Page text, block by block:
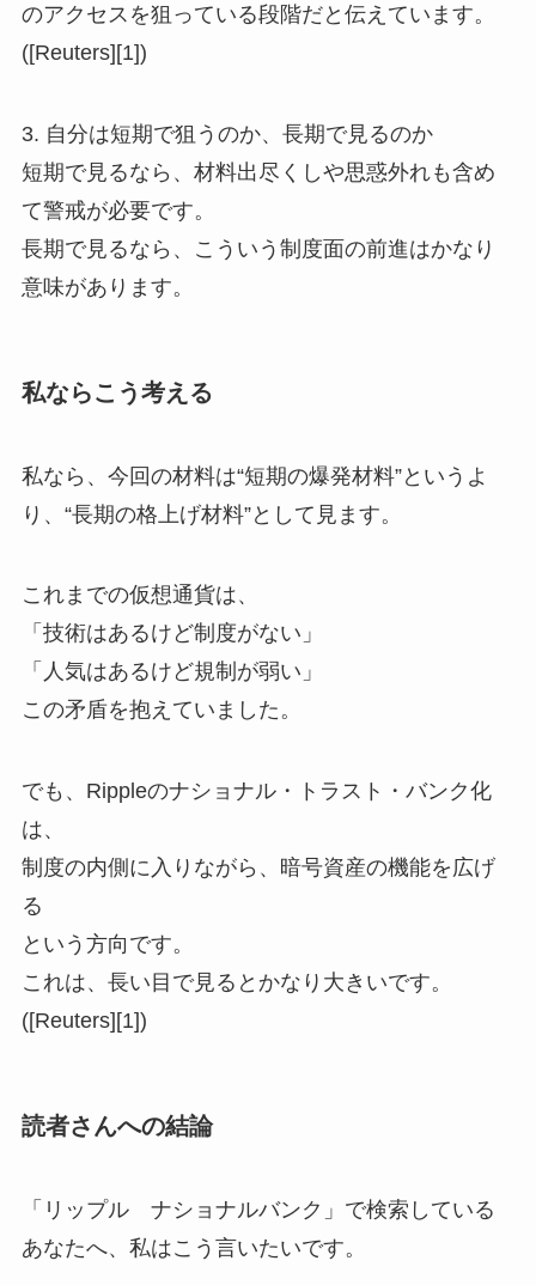
のアクセスを狙っている段階だと伝えています。
([Reuters][1])
3. 自分は短期で狙うのか、長期で見るのか
短期で見るなら、材料出尽くしや思惑外れも含め
て警戒が必要です。
長期で見るなら、こういう制度面の前進はかなり
意味があります。
私ならこう考える
私なら、今回の材料は“短期の爆発材料”というよ
り、“長期の格上げ材料”として見ます。
これまでの仮想通貨は、
「技術はあるけど制度がない」
「人気はあるけど規制が弱い」
この矛盾を抱えていました。
でも、Rippleのナショナル・トラスト・バンク化
は、
制度の内側に入りながら、暗号資産の機能を広げ
る
という方向です。
これは、長い目で見るとかなり大きいです。
([Reuters][1])
読者さんへの結論
「リップル ナショナルバンク」で検索している
あなたへ、私はこう言いたいです。